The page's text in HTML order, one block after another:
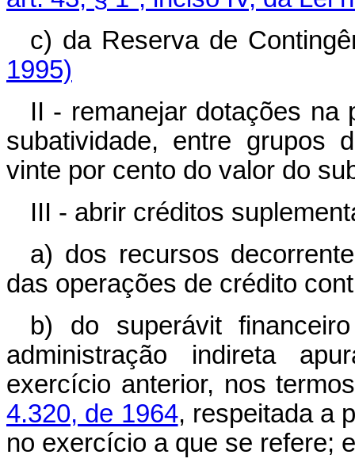
c) da Reserva de
1995)
II - remanejar dotações na
subatividade, entre grupos
vinte por cento do valor do
III - abrir créditos
a) dos recursos
das operações de crédito
b) do superávit
administração indireta
exercício anterior, nos
4.320, de 1964, respeitada a
no exercício a que se refere; e